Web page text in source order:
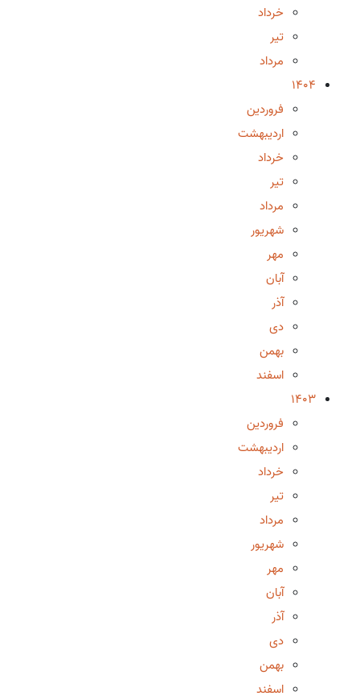
خرداد
تیر
مرداد
1404
فروردین
اردیبهشت
خرداد
تیر
مرداد
شهریور
مهر
آبان
آذر
دی
بهمن
اسفند
1403
فروردین
اردیبهشت
خرداد
تیر
مرداد
شهریور
مهر
آبان
آذر
دی
بهمن
اسفند